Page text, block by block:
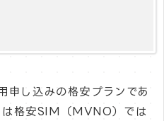
申し込みの格安プランであ
格安SIM（MVNO）では